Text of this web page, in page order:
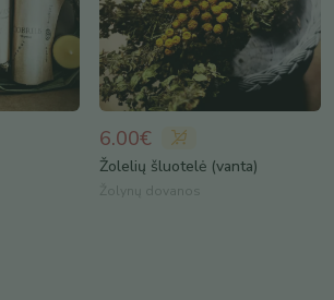
6.00€
Žolelių šluotelė (vanta)
Žolynų dovanos